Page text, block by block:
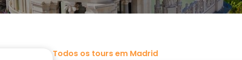
Todos os tours em Madrid